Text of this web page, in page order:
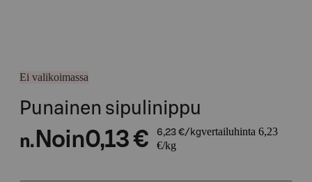
Ei valikoimassa
Punainen sipulinippu
n. Noin0,13 € 6,23 €/kgvertailuhinta 6,23
€/kg